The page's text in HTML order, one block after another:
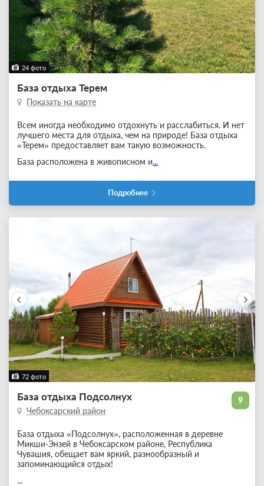
24 фото
База отдыха Терем
Показать на карте
Всем иногда необходимо отдохнуть и расслабиться. И нет
лучшего места для отдыха, чем на природе! База отдыха
«Терем» предоставляет вам такую возможность.
База расположена в живописном и...
Подробнее
72 фото
9
База отдыха Подсолнух
Чебоксарский район
База отдыха «Подсолнух», расположенная в деревне
Микши-Энзей в Чебоксарском районе, Республика
Чувашия, обещает вам яркий, разнообразный и
запоминающийся отдых!
...